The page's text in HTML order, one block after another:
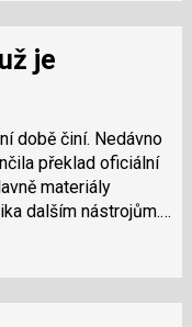
době činí. Nedávno
překlad oficiální
materiály
dalším nástrojům.